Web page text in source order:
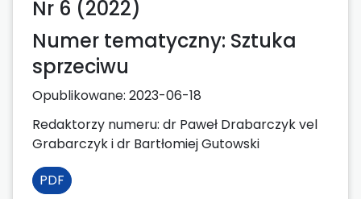
Nr 6 (2022)
Numer tematyczny: Sztuka
sprzeciwu
Opublikowane: 2023-06-18
Redaktorzy numeru: dr Paweł Drabarczyk vel
Grabarczyk i dr Bartłomiej Gutowski
PDF